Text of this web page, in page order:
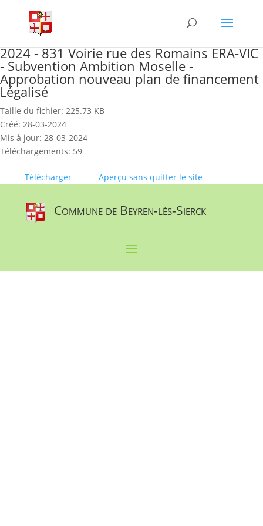
content
2024 - 831 Voirie rue des Romains ERA-VIC
- Subvention Ambition Moselle -
Approbation nouveau plan de financement
Légalisé
Taille du fichier: 225.73 KB
Créé: 28-03-2024
Mis à jour: 28-03-2024
Téléchargements: 59
Télécharger Aperçu sans quitter le site
Commune de Beyren-lès-Sierck